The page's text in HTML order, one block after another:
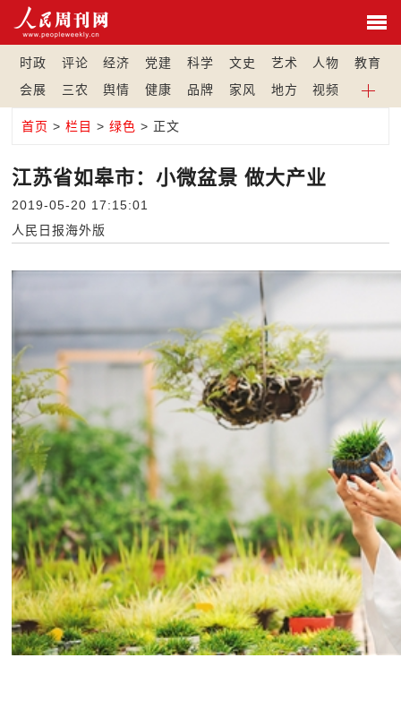
时政 评论 经济 党建 科学 文史 艺术 人物
教育
会展
三农 舆情 健康 品牌 家风 地方 视频
首页 >栏目 >绿色 > 正文
江苏省如皋市：小微盆景 做大产业
2019-05-20 17:15:01
人民日报海外版